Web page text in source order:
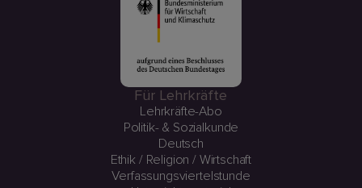
Für Lehrkräfte
Lehrkräfte-Abo
Politik- & Sozialkunde
Deutsch
Ethik / Religion / Wirtschaft
Verfassungsviertelstunde